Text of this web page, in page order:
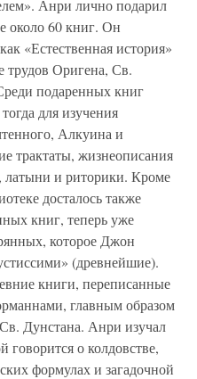
Анри лично подарил
около 60 книг. Он
«Естественная история»
трудов Оригена, Св.
подаренных книг
для изучения
Алкуина и
трактаты, жизнеописания
латыни и риторики. Кроме
досталось также
книг, теперь уже
которое Джон
(древнейшие).
книги, переписанные
главным образом
Дунстана. Анри изучал
говорится о колдовстве,
формулах и загадочной